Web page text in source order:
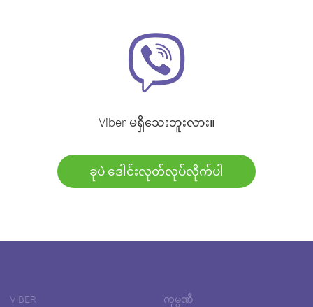
Viber မရှိသေးဘူးလား။
ခုပဲ ဒေါင်းလုတ်လုပ်လိုက်ပါ
VIBER ကုမ္ပဏီ